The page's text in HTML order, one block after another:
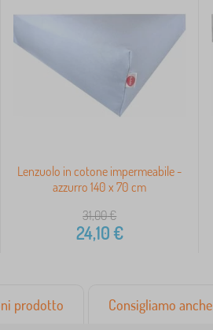
Lenzuolo in cotone impermeabile -
azzurro 140 x 70 cm
31,00€
24,10€
prodotto Consigliamo anche